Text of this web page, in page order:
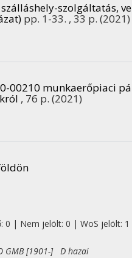
szolgáltatás,
pp. 1-33. , 33 p. (2021)
00210 munkaerőpiaci
, 76 p. (2021)
0 | Nem jelölt: 0 | WoS jelölt:
GMB [1901-] D hazai